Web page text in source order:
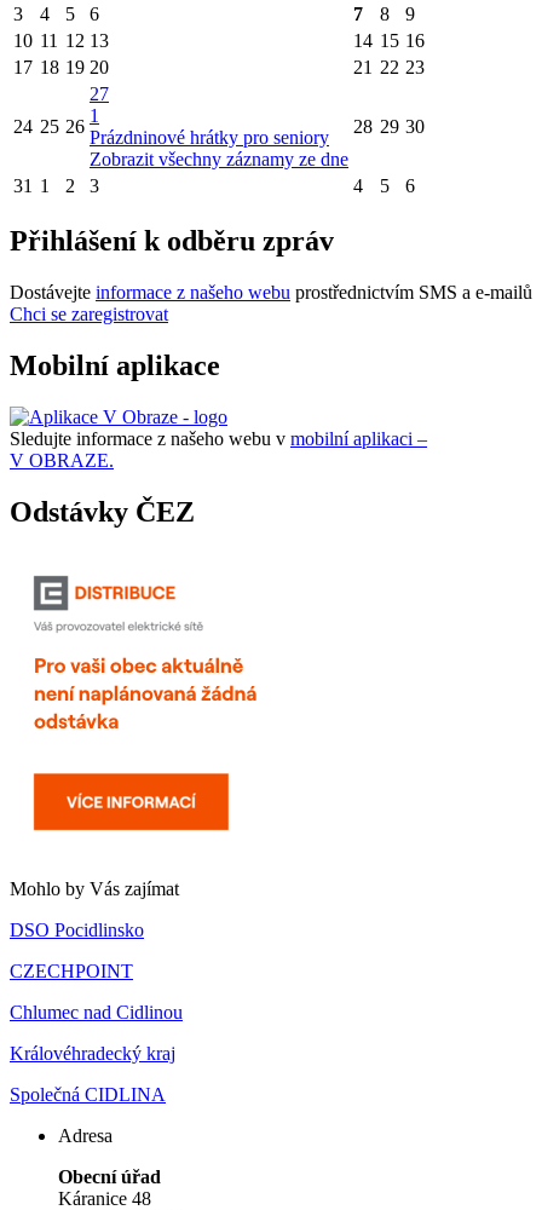
3
4 5 6 7 8
9
10 11 12 13 14 15 16
17 18 19 20 21 22 23
24 25 26
27
1
Prázdninové hrátky pro seniory
Zobrazit všechny záznamy ze dne
28 29 30
31 1 2 3 4 5 6
Přihlášení k odběru zpráv
Dostávejte informace z našeho webu prostřednictvím SMS a e-mailů
Chci se zaregistrovat
Mobilní aplikace
Sledujte informace z našeho webu v mobilní aplikaci –
V OBRAZE.
Odstávky ČEZ
Mohlo by Vás zajímat
DSO Pocidlinsko
CZECHPOINT
Chlumec nad Cidlinou
Královéhradecký kraj
Společná CIDLINA
Adresa
Obecní úřad
Káranice 48